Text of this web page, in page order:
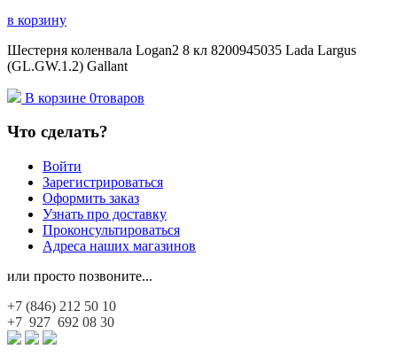
в корзину
Шестерня коленвала Logan2 8 кл 8200945035 Lada Largus
(GL.GW.1.2) Gallant
В корзине 0товаров
Что сделать?
Войти
Зарегистрироваться
Оформить заказ
Узнать про доставку
Проконсультироваться
Адреса наших магазинов
или просто позвоните...
+7 (846) 212 50 10
+7 927 692 08 30